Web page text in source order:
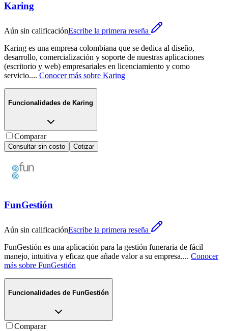
Karing
Aún sin calificaciónEscribe la primera reseña
Karing es una empresa colombiana que se dedica al diseño,
desarrollo, comercialización y soporte de nuestras aplicaciones
(escritorio y web) empresariales en licenciamiento y como
servicio.... Conocer más sobre Karing
Funcionalidades de Karing
Comparar
Consultar sin costo Cotizar
FunGestión
Aún sin calificaciónEscribe la primera reseña
FunGestión es una aplicación para la gestión funeraria de fácil
manejo, intuitiva y eficaz que añade valor a su empresa.... Conocer
más sobre FunGestión
Funcionalidades de FunGestión
Comparar